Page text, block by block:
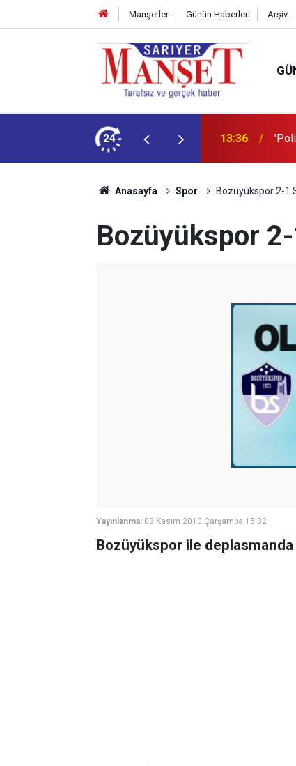
Manşetler Günün Haberleri Arşiv
24 13:36
Anasayfa Spor Bozüyükspor 2-1
Bozüyükspor 2-
Yayınlanma: 03 Kasım 2010 Çarşamba 15:32
Bozüyükspor ile deplasmanda